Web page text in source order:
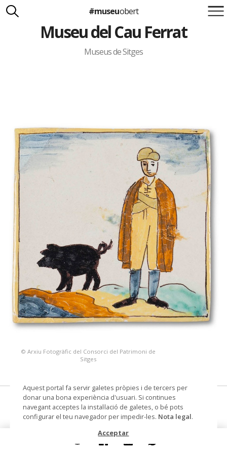
Suma't a la iniciativa
Carlota Royo
Francesca Barcellona
#museuobert
Museu del Cau Ferrat
Museus de Sitges
© Arxiu Fotogràfic del Consorci del Patrimoni de
Sitges
rajola d'arts i oficis
Datació primera meitat s. XIX
Aquest portal fa servir galetes pròpies i de tercers per
donar una bona experiència d'usuari. Si continues
navegant acceptes la instal·lació de galetes, o bé pots
configurar el teu navegador per impedir-les. Nota legal.
Acceptar